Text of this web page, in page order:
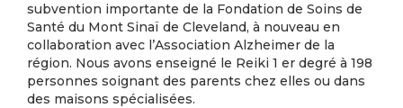
subvention importante de la Fondation de Soins de
Santé du Mont Sinaï de Cleveland, à nouveau en
collaboration avec l’Association Alzheimer de la
région. Nous avons enseigné le Reiki 1 er degré à 198
personnes soignant des parents chez elles ou dans
des maisons spécialisées.